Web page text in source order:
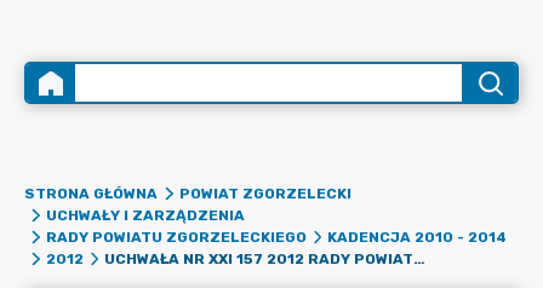
STRONA GŁÓWNA
POWIAT ZGORZELECKI
UCHWAŁY I ZARZĄDZENIA
RADY POWIATU ZGORZELECKIEGO
KADENCJA 2010 - 2014
2012
UCHWAŁA NR XXI 157 2012 RADY POWIATU ZGORZELECKIEGO Z DNIA 27 KWIETNIA 2012 R. W SPRAWIE ZMIAN W BUDŻECIE POWIATU ZGORZELECKIEGO NA 2012 ROK